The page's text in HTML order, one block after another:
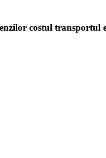
costul transportul